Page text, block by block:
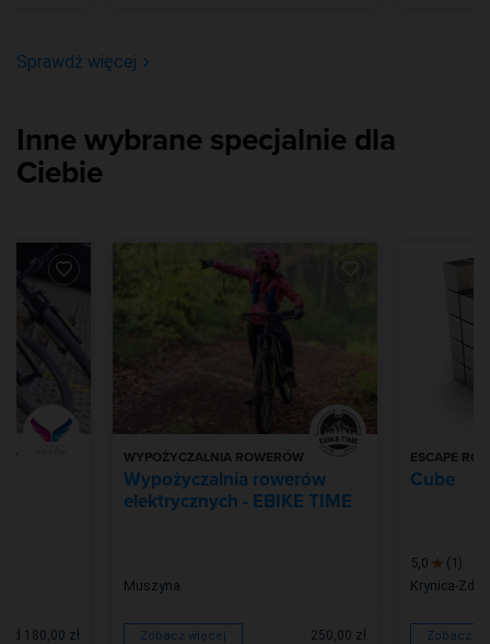
Sprawdź więcej
Inne wybrane specjalnie dla
Ciebie
od 180,00 zł
WYPOŻYCZALNIA ROWERÓW
Wypożyczalnia rowerów
elektrycznych - EBIKE TIME
Muszyna
Zobacz więcej 250,00 zł
ESCAPE
Cube
5,0
(1)
Krynica-Zdrój
Zobacz